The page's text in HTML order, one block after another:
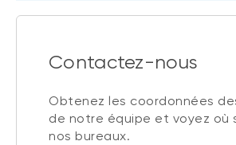
Contactez-nous
Obtenez les coordonnées
de notre équipe et voyez où
nos bureaux.